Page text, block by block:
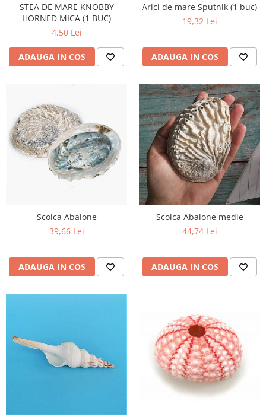
STEA DE MARE KNOBBY
HORNED MICA (1 BUC)
4,50 Lei
ADAUGA IN COS
Arici de mare Sputnik (1 buc)
19,32 Lei
ADAUGA IN COS
Scoica Abalone
39,66 Lei
ADAUGA IN COS
Scoica Abalone medie
44,74 Lei
ADAUGA IN COS